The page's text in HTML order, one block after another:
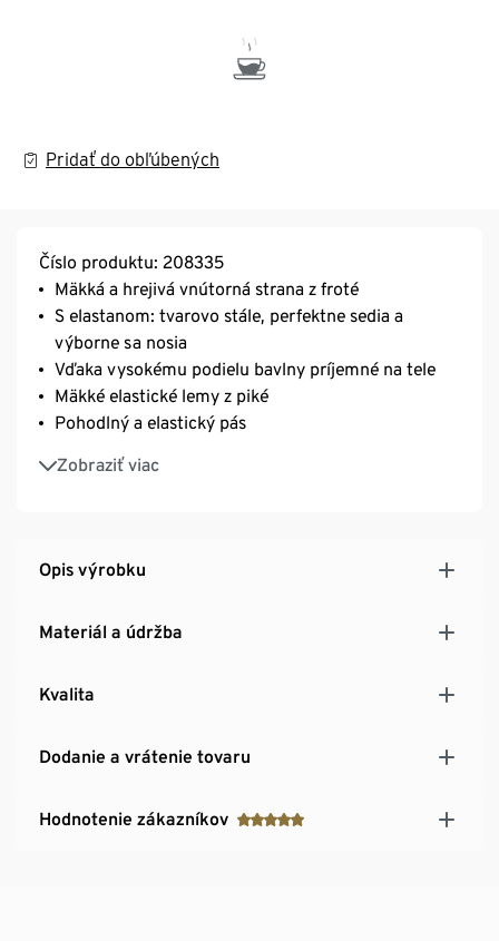
Pridať do obľúbených
Číslo produktu: 208335
Mäkká a hrejivá vnútorná strana z froté
S elastanom: tvarovo stále, perfektne sedia a
výborne sa nosia
Vďaka vysokému podielu bavlny príjemné na tele
Mäkké elastické lemy z piké
Pohodlný a elastický pás
Zobraziť viac
Bez rušivých bočných švov
Opis výrobku
Materiál a údržba
Kvalita
Dodanie a vrátenie tovaru
Hodnotenie zákazníkov